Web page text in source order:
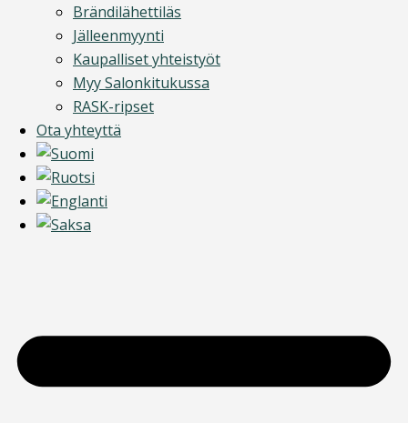
Brändilähettiläs
Jälleenmyynti
Kaupalliset yhteistyöt
Myy Salonkitukussa
RASK-ripset
Ota yhteyttä